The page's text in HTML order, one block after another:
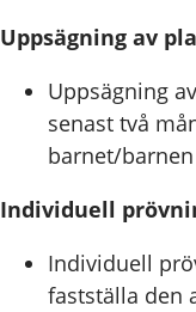
Uppsägning av
Uppsägning
senast två
barnet/
Individuell
Individuell
fastställa den